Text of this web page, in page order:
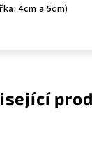
4cm a 5cm)